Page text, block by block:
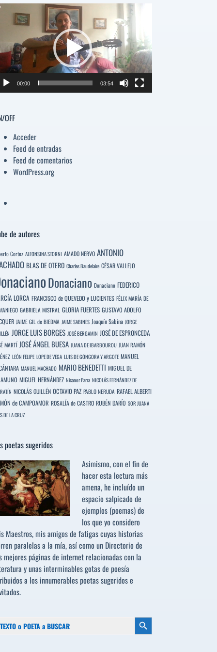
para
aumentar
o
disminuir
volumen.
00:00 03:54
OFF
Acceder
Feed de entradas
Feed de comentarios
WordPress.org
de autores
Cortez ALFONSINA STORNI AMADO NERVO ANTONIO
BLAS DE OTERO Charles Baudelaire CÉSAR VALLEJO
Donaciano Donaciano FEDERICO
LORCA FRANCISCO de QUEVEDO y LUCIENTES FÉLIX MARÍA DE
GABRIELA MISTRAL GLORIA FUERTES GUSTAVO ADOLFO
JAIME GIL de BIEDMA JAIME SABINES Joaquín Sabina JORGE
JORGE LUIS BORGES JOSÉ BERGAMIN JOSÉ DE ESPRONCEDA
MARTÍ JOSÉ ÁNGEL BUESA JUANA DE IBARBOUROU JUAN RAMÓN
LEÓN FELIPE LOPE DE VEGA LUIS DE GÓNGORA Y ARGOTE MANUEL
MANUEL MACHADO MARIO BENEDETTI MIGUEL DE
MIGUEL HERNÁNDEZ Nicanor Parra NICOLÁS FERNÁNDEZ DE
NICOLÁS GUILLÉN OCTAVIO PAZ PABLO NERUDA RAFAEL ALBERTI
de CAMPOAMOR ROSALÍA de CASTRO RUBÉN DARÍO SOR JUANA
DE LA CRUZ
poetas sugeridos
Asimismo, con el fin de
hacer esta lectura más
amena, he incluído un
espacio salpicado de
ejemplos (poemas) de
los que yo considero
Maestros, mis amigos de fatigas cuyas historias
paralelas a la mía, así como un Directorio de
mejores páginas de internet relacionadas con la
y unas interminables gotas de poesía
a los innumerables poetas sugeridose
Botón de búsqueda